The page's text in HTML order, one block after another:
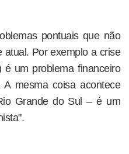
pontuais que não
atual. Por exemplo a crise
é um problema financeiro
mesma coisa acontece
Grande do Sul – é um